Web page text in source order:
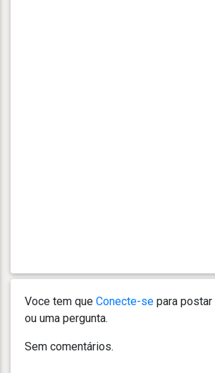
Voce tem que Conecte-se para
ou uma pergunta.
Sem comentários.